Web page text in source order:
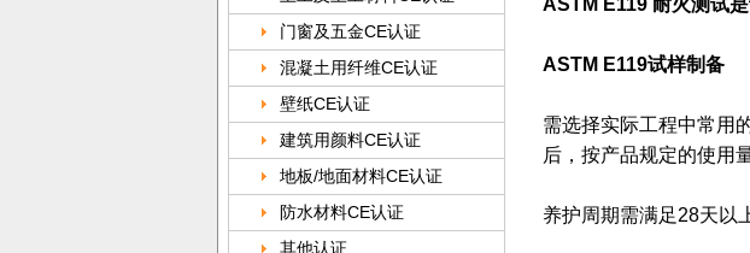
门窗及五金CE认证
混凝土用纤维CE认证
壁纸CE认证
建筑用颜料CE认证
地板/地面材料CE认证
防水材料CE认证
其他认证
ASTM E119 耐火测试
ASTM E119试样制备
需选择实际工程中常用
后，按产品规定的使用
养护周期需满足28天以